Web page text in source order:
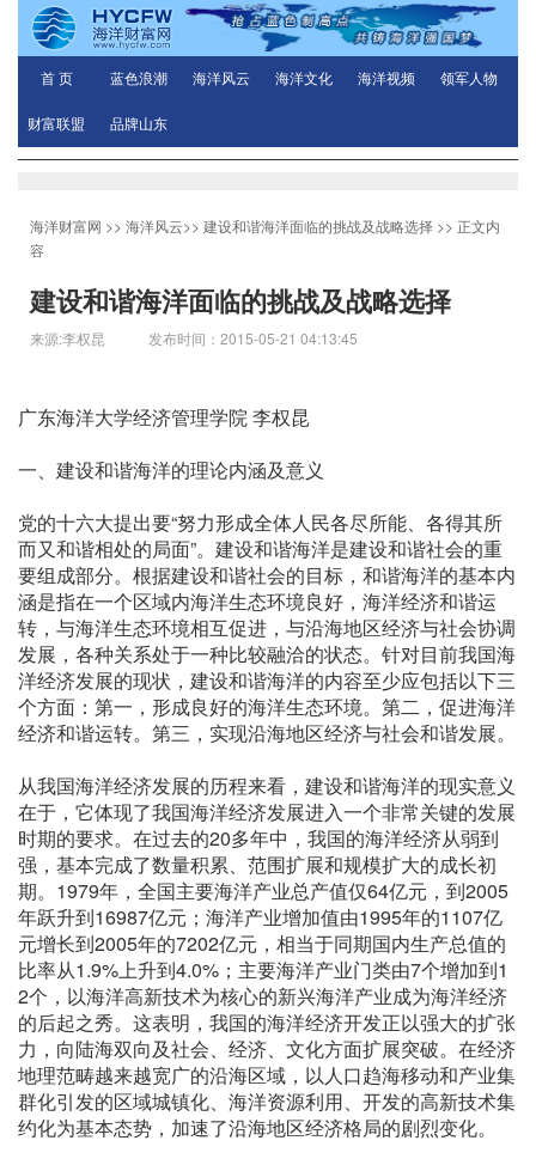
首 页 蓝色浪潮 海洋风云 海洋文化 海洋视频 领军人物
财富联盟 品牌山东
海洋财富网 >> 海洋风云>> 建设和谐海洋面临的挑战及战略选择 >> 正文内
容
建设和谐海洋面临的挑战及战略选择
来源:李权昆 发布时间：2015-05-21 04:13:45
广东海洋大学经济管理学院 李权昆
一、建设和谐海洋的理论内涵及意义
党的十六大提出要“努力形成全体人民各尽所能、各得其所
而又和谐相处的局面”。建设和谐海洋是建设和谐社会的重
要组成部分。根据建设和谐社会的目标，和谐海洋的基本内
涵是指在一个区域内海洋生态环境良好，海洋经济和谐运
转，与海洋生态环境相互促进，与沿海地区经济与社会协调
发展，各种关系处于一种比较融洽的状态。针对目前我国海
洋经济发展的现状，建设和谐海洋的内容至少应包括以下三
个方面：第一，形成良好的海洋生态环境。第二，促进海洋
经济和谐运转。第三，实现沿海地区经济与社会和谐发展。
从我国海洋经济发展的历程来看，建设和谐海洋的现实意义
在于，它体现了我国海洋经济发展进入一个非常关键的发展
时期的要求。在过去的20多年中，我国的海洋经济从弱到
强，基本完成了数量积累、范围扩展和规模扩大的成长初
期。1979年，全国主要海洋产业总产值仅64亿元，到2005
年跃升到16987亿元；海洋产业增加值由1995年的1107亿
元增长到2005年的7202亿元，相当于同期国内生产总值的
比率从1.9%上升到4.0%；主要海洋产业门类由7个增加到1
2个，以海洋高新技术为核心的新兴海洋产业成为海洋经济
的后起之秀。这表明，我国的海洋经济开发正以强大的扩张
力，向陆海双向及社会、经济、文化方面扩展突破。在经济
地理范畴越来越宽广的沿海区域，以人口趋海移动和产业集
群化引发的区域城镇化、海洋资源利用、开发的高新技术集
约化为基本态势，加速了沿海地区经济格局的剧烈变化。